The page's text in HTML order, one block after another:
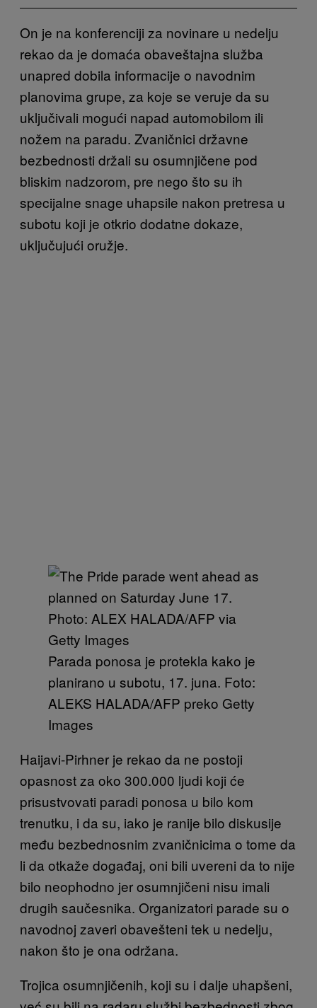
On je na konferenciji za novinare u nedelju
rekao da je domaća obaveštajna služba
unapred dobila informacije o navodnim
planovima grupe, za koje se veruje da su
uključivali mogući napad automobilom ili
nožem na paradu. Zvaničnici državne
bezbednosti držali su osumnjičene pod
bliskim nadzorom, pre nego što su ih
specijalne snage uhapsile nakon pretresa u
subotu koji je otkrio dodatne dokaze,
uključujući oružje.
Parada ponosa je protekla kako je
planirano u subotu, 17. juna. Foto:
ALEKS HALADA/AFP preko Getty
Images
Haijavi-Pirhner je rekao da ne postoji
opasnost za oko 300.000 ljudi koji će
prisustvovati paradi ponosa u bilo kom
trenutku, i da su, iako je ranije bilo diskusije
među bezbednosnim zvaničnicima o tome da
li da otkaže događaj, oni bili uvereni da to nije
bilo neophodno jer osumnjičeni nisu imali
drugih saučesnika. Organizatori parade su o
navodnoj zaveri obavešteni tek u nedelju,
nakon što je ona održana.
Trojica osumnjičenih, koji su i dalje uhapšeni,